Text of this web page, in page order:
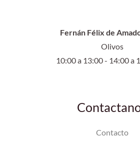
Fernán Félix de
Olivos
10:00 a 13:00 - 14:00 a
Contacto